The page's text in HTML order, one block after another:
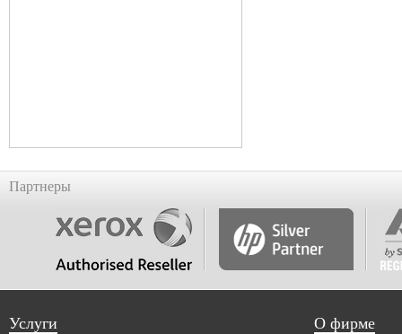
Партнеры
Услуги О фирме